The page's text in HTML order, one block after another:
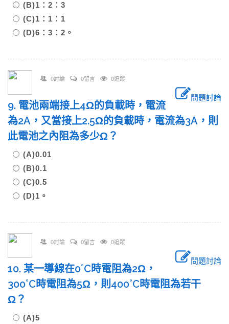
(B)1：2：3
(C)1：1：1
(D)6：3：2。
0討論 0留言 0追蹤
問題討論
9. 電池兩端接上4Ω的負載時，電流
為2A，又當接上2.5Ω的負載時，電流為3A，則
此電池之內阻為多少Ω？
(A)0.01
(B)0.1
(C)0.5
(D)1。
0討論 0留言 0追蹤
問題討論
10. 某一導線在0˚C時電阻為2Ω，
300˚C時電阻為5Ω，則400˚C時電阻為若干
Ω？
(A)5